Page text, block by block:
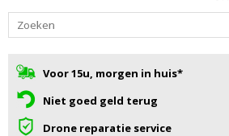
Voor 15u, morgen in huis*
Niet goed geld terug
Drone reparatie service